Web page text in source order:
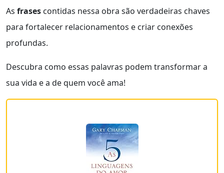
As frases contidas nessa obra são verdadeiras chaves
para fortalecer relacionamentos e criar conexões
profundas.
Descubra como essas palavras podem transformar a
sua vida e a de quem você ama!